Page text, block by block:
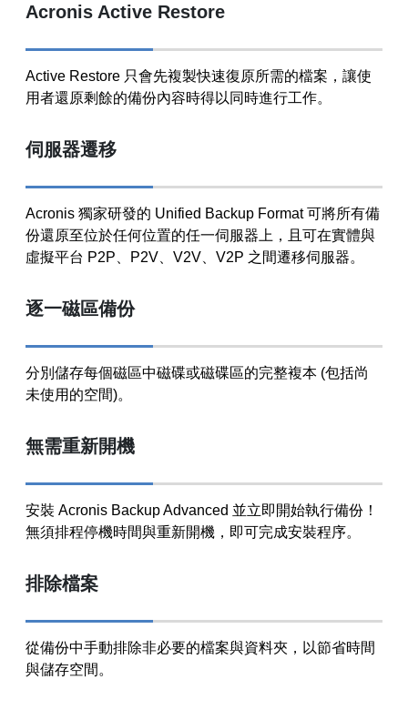
Acronis Active Restore
Active Restore 只會先複製快速復原所需的檔案，讓使
用者還原剩餘的備份內容時得以同時進行工作。
伺服器遷移
Acronis 獨家研發的 Unified Backup Format 可將所有備
份還原至位於任何位置的任一伺服器上，且可在實體與
虛擬平台 P2P、P2V、V2V、V2P 之間遷移伺服器。
逐一磁區備份
分別儲存每個磁區中磁碟或磁碟區的完整複本 (包括尚
未使用的空間)。
無需重新開機
安裝 Acronis Backup Advanced 並立即開始執行備份！
無須排程停機時間與重新開機，即可完成安裝程序。
排除檔案
從備份中手動排除非必要的檔案與資料夾，以節省時間
與儲存空間。